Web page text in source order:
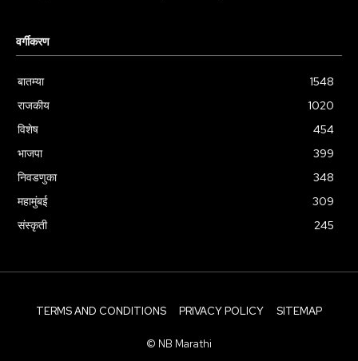
वर्गीकरण
बातम्या
1548
राजकीय
1020
विशेष
454
भाजपा
399
निवडणुका
348
महामुंबई
309
संस्कृती
245
TERMS AND CONDITIONS PRIVACY POLICY SITEMAP
© NB Marathi